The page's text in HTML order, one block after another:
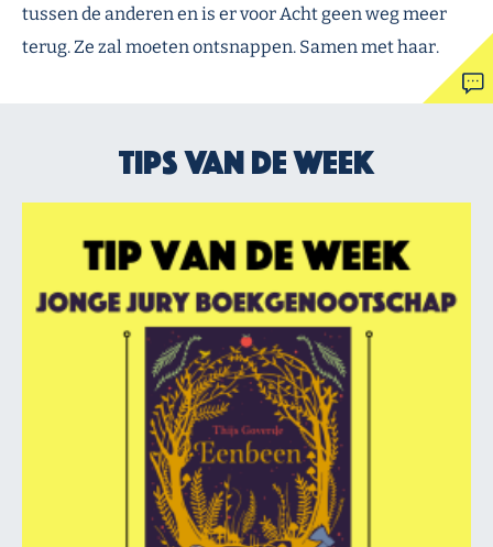
tussen de anderen en is er voor Acht geen weg meer
terug. Ze zal moeten ontsnappen. Samen met haar.
Tips van de week